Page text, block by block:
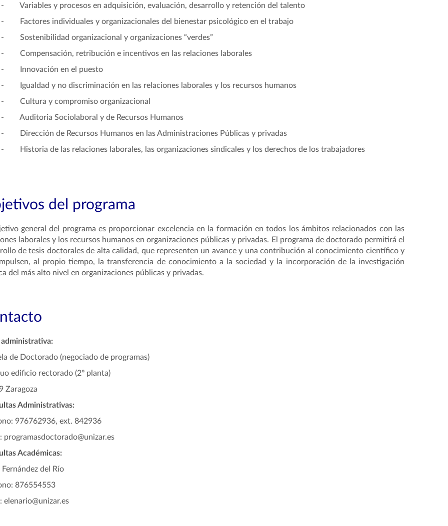
-
Variables y procesos en adquisición, evaluación, desarrollo y retención del talento
-
Factores individuales y organizacionales del bienestar psicológico en el trabajo
-
Sostenibilidad organizacional y organizaciones “verdes”
-
Compensación, retribución e incentivos en las relaciones laborales
-
Innovación en el puesto
-
Igualdad y no discriminación en las relaciones laborales y los recursos humanos
-
Cultura y compromiso organizacional
-
Auditoria Sociolaboral y de Recursos Humanos
-
Dirección de Recursos Humanos en las Administraciones Públicas y privadas
-
Historia de las relaciones laborales, las organizaciones sindicales y los derechos de los trabajadores
del programa
general del programa es proporcionar excelencia en la formación en todos los ámbitos relacionados con las
laborales y los recursos humanos en organizaciones públicas y privadas. El programa de doctorado permitirá el
de tesis doctorales de alta calidad, que representen un avance y una contribución al conocimiento científico y
al propio tiempo, la transferencia de conocimiento a la sociedad y la incorporación de la investigación
del más alto nivel en organizaciones públicas y privadas.
administrativa:
de Doctorado (negociado de programas)
edificio rectorado (2º planta)
Zaragoza
Administrativas:
976762936, ext. 842936
programasdoctorado@unizar.es
Académicas:
Fernández del Río
876554553
elenario@unizar.es